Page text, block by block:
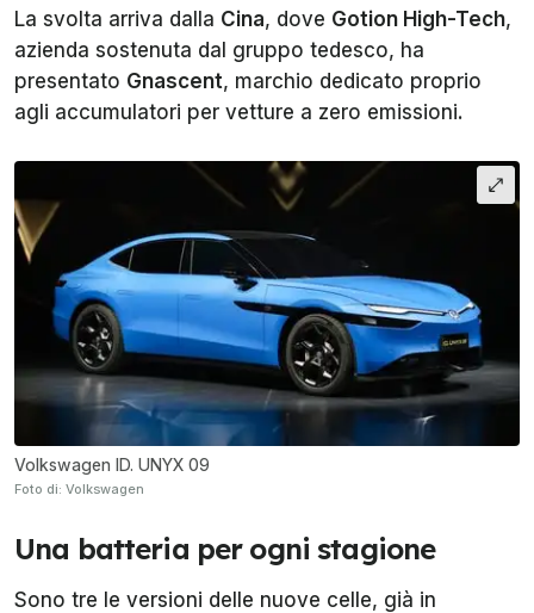
La svolta arriva dalla Cina, dove Gotion High-Tech,
azienda sostenuta dal gruppo tedesco, ha
presentato Gnascent, marchio dedicato proprio
agli accumulatori per vetture a zero emissioni.
Volkswagen ID. UNYX 09
Foto di: Volkswagen
Una batteria per ogni stagione
Sono tre le versioni delle nuove celle, già in